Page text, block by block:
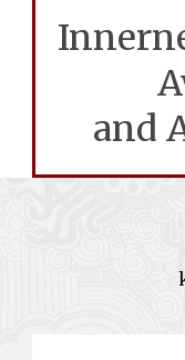
and